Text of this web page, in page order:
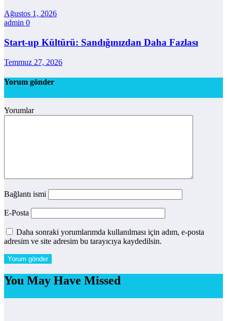
Ağustos 1, 2026
admin 0
Start-up Kültürü: Sandığınızdan Daha Fazlası
Temmuz 27, 2026
Yorum gönder
Yorumlar
Bağlantı ismi
E-Posta
Daha sonraki yorumlarımda kullanılması için adım, e-posta
adresim ve site adresim bu tarayıcıya kaydedilsin.
You May Have Missed